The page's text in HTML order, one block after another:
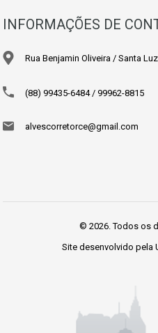
INFORMAÇÕES DE
Rua Benjamin Oliveira / Santa
(88) 99435-6484 / 99962-8815
alvescorretorce@gmail.com
© 2026. Todos os
Site desenvolvido pela